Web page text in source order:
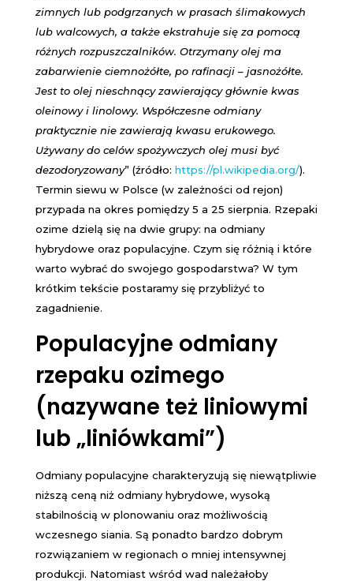
zimnych lub podgrzanych w prasach ślimakowych
lub walcowych, a także ekstrahuje się za pomocą
różnych rozpuszczalników. Otrzymany olej ma
zabarwienie ciemnożółte, po rafinacji – jasnożółte.
Jest to olej nieschnący zawierający głównie kwas
oleinowy i linolowy. Współczesne odmiany
praktycznie nie zawierają kwasu erukowego.
Używany do celów spożywczych olej musi być
dezodoryzowany” (źródło: https://pl.wikipedia.org/).
Termin siewu w Polsce (w zależności od rejon)
przypada na okres pomiędzy 5 a 25 sierpnia. Rzepaki
ozime dzielą się na dwie grupy: na odmiany
hybrydowe oraz populacyjne. Czym się różnią i które
warto wybrać do swojego gospodarstwa? W tym
krótkim tekście postaramy się przybliżyć to
zagadnienie.
Populacyjne odmiany
rzepaku ozimego
(nazywane też liniowymi
lub „liniówkami”)
Odmiany populacyjne charakteryzują się niewątpliwie
niższą ceną niż odmiany hybrydowe, wysoką
stabilnością w plonowaniu oraz możliwością
wczesnego siania. Są ponadto bardzo dobrym
rozwiązaniem w regionach o mniej intensywnej
produkcji. Natomiast wśród wad należałoby